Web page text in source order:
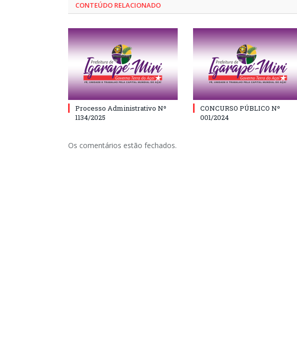
CONTEÚDO RELACIONADO
Processo Administrativo Nº
1134/2025
CONCURSO PÚBLICO Nº
001/2024
Os comentários estão fechados.